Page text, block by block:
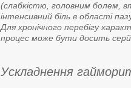
(слабкістю, головним болем,
інтенсивний біль в області
Для хронічного перебігу
процес може бути досить
Ускладнення